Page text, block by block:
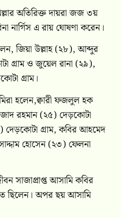
অতিরিক্ত দায়রা জজ ৩য়
নার্গিস এ রায় ঘোষণা করেন।
জিয়া উল্লাহ (২৮), আব্দুর
গ্রাম ও জুয়েল রানা (২৯),
গ্রাম।
হলেন,ক্বারী ফজলুল হক
রহমান (২৫) দেড়কোটা
গ্রাম, কবির আহমেদ
হোসেন (২৩) ফেলনা
সাজাপ্রাপ্ত আসামি কবির
ছিলেন। অপর ছয় আসামি